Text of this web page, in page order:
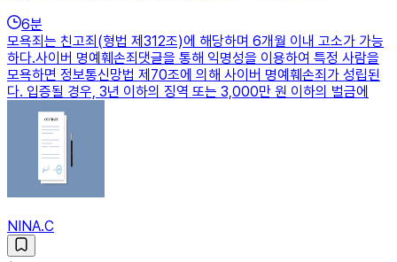
6분
모욕죄는 친고죄(형법 제312조)에 해당하며 6개월 이내 고소가 가능
하다.사이버 명예훼손죄댓글을 통해 익명성을 이용하여 특정 사람을
모욕하면 정보통신망법 제70조에 의해 사이버 명예훼손죄가 성립된
다. 입증될 경우, 3년 이하의 징역 또는 3,000만 원 이하의 벌금에
NINA.C